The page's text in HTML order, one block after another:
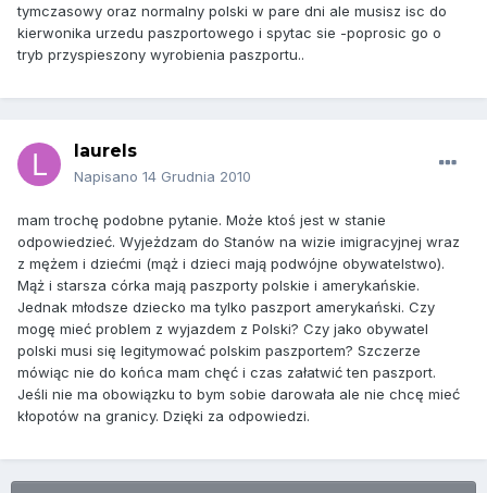
tymczasowy oraz normalny polski w pare dni ale musisz isc do
kierwonika urzedu paszportowego i spytac sie -poprosic go o
tryb przyspieszony wyrobienia paszportu..
laurels
Napisano 14 Grudnia 2010
mam trochę podobne pytanie. Może ktoś jest w stanie
odpowiedzieć. Wyjeżdzam do Stanów na wizie imigracyjnej wraz
z mężem i dziećmi (mąż i dzieci mają podwójne obywatelstwo).
Mąż i starsza córka mają paszporty polskie i amerykańskie.
Jednak młodsze dziecko ma tylko paszport amerykański. Czy
mogę mieć problem z wyjazdem z Polski? Czy jako obywatel
polski musi się legitymować polskim paszportem? Szczerze
mówiąc nie do końca mam chęć i czas załatwić ten paszport.
Jeśli nie ma obowiązku to bym sobie darowała ale nie chcę mieć
kłopotów na granicy. Dzięki za odpowiedzi.